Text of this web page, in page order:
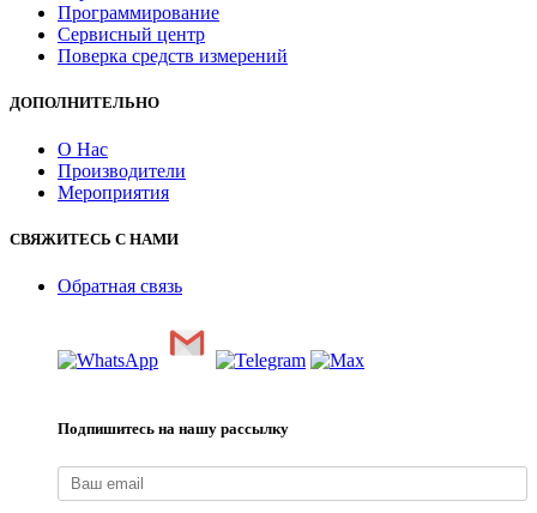
Программирование
Сервисный центр
Поверка средств измерений
ДОПОЛНИТЕЛЬНО
О Нас
Производители
Мероприятия
СВЯЖИТЕСЬ С НАМИ
Обратная связь
Подпишитесь на нашу рассылку